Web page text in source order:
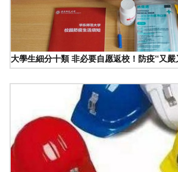
大學生細分十類 非必要自愿返校！防疫“又